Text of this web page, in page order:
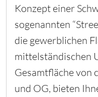
Konzept einer
sogenannten
die gewerblichen
mittelständischen
Gesamtfläche von
und OG, bieten